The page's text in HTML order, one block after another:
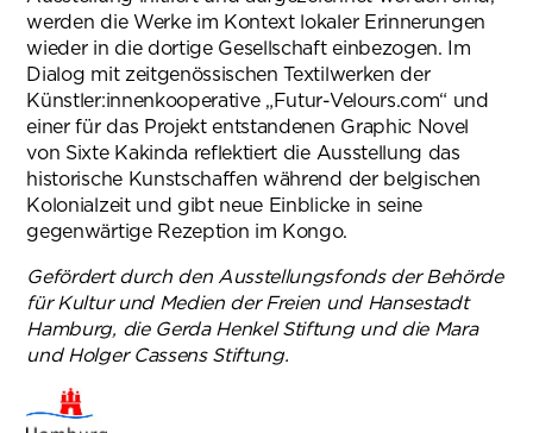
werden die Werke im Kontext lokaler Erinnerungen
wieder in die dortige Gesellschaft einbezogen. Im
Dialog mit zeitgenössischen Textilwerken der
Künstler:innenkooperative „Futur-Velours.com“ und
einer für das Projekt entstandenen Graphic Novel
von Sixte Kakinda reflektiert die Ausstellung das
historische Kunstschaffen während der belgischen
Kolonialzeit und gibt neue Einblicke in seine
gegenwärtige Rezeption im Kongo.
Gefördert durch den Ausstellungsfonds der Behörde
für Kultur und Medien der Freien und Hansestadt
Hamburg, die Gerda Henkel Stiftung und die Mara
und Holger Cassens Stiftung.